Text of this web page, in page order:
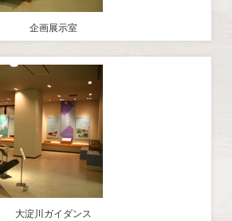
企画展示室
大淀川ガイダンス